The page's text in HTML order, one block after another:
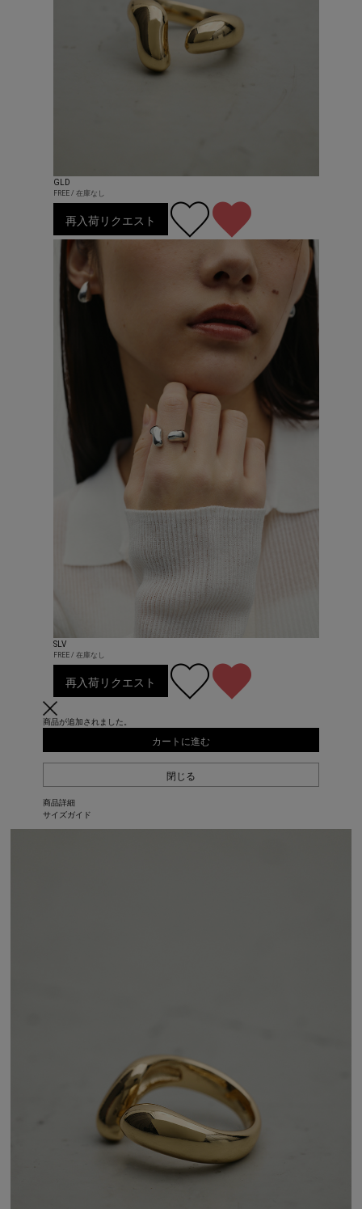
GLD
FREE / 在庫なし
再入荷リクエスト
SLV
FREE / 在庫なし
再入荷リクエスト
商品が追加されました。
カートに進む
閉じる
商品詳細
サイズガイド